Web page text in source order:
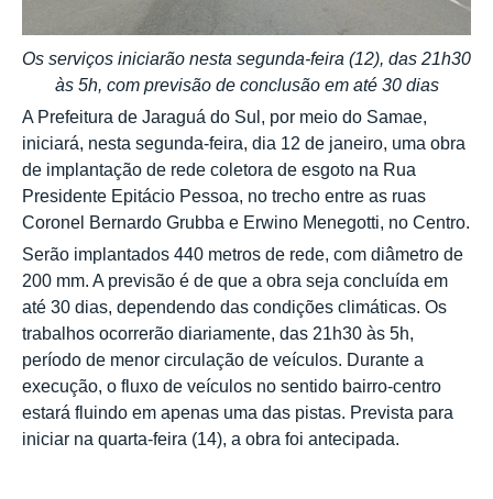
Os serviços iniciarão nesta segunda-feira (12), das 21h30
às 5h, com previsão de conclusão em até 30 dias
A Prefeitura de Jaraguá do Sul, por meio do Samae,
iniciará, nesta segunda-feira, dia 12 de janeiro, uma obra
de implantação de rede coletora de esgoto na Rua
Presidente Epitácio Pessoa, no trecho entre as ruas
Coronel Bernardo Grubba e Erwino Menegotti, no Centro.
Serão implantados 440 metros de rede, com diâmetro de
200 mm. A previsão é de que a obra seja concluída em
até 30 dias, dependendo das condições climáticas. Os
trabalhos ocorrerão diariamente, das 21h30 às 5h,
período de menor circulação de veículos. Durante a
execução, o fluxo de veículos no sentido bairro-centro
estará fluindo em apenas uma das pistas. Prevista para
iniciar na quarta-feira (14), a obra foi antecipada.